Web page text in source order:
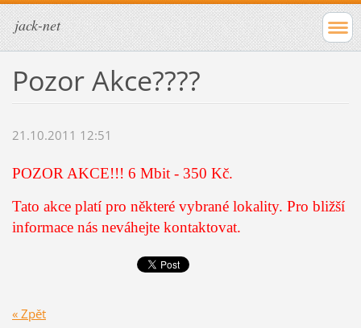
jack-net
Pozor Akce????
21.10.2011 12:51
POZOR AKCE!!! 6 Mbit - 350 Kč.
Tato akce platí pro některé vybrané lokality. Pro bližší
informace nás neváhejte kontaktovat.
« Zpět